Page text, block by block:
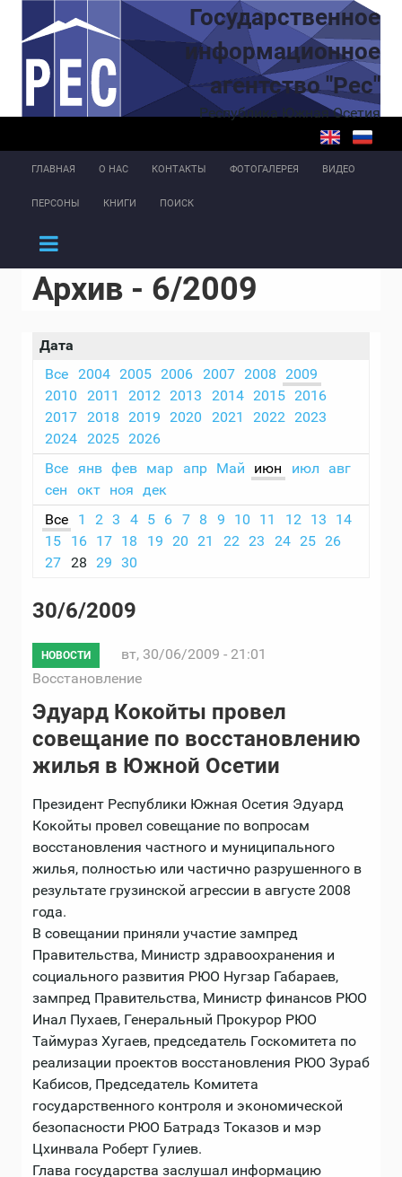
Перейти к основному содержаниюГосударственное
информационное
агентство "Рес"
Республика Южная Осетия
ГЛАВНАЯ О НАС КОНТАКТЫ ФОТОГАЛЕРЕЯ ВИДЕО
ПЕРСОНЫ КНИГИ ПОИСК
Архив - 6/2009
Дата
Все
2004 2005 2006 2007 2008
2009
2010
2011 2012 2013 2014 2015 2016
2017
2018 2019 2020 2021 2022 2023
2024
2025
2026
Все янв фев мар апр Май июн июл
авг
сен
окт ноя дек
Все
1 2 3 4 5 6 7 8 9 10 11 12 13
14
15
16 17 18 19 20 21 22 23 24 25 26
27 28 29 30
30/6/2009
НОВОСТИ
вт, 30/06/2009 - 21:01
Восстановление
Эдуард Кокойты провел
совещание по восстановлению
жилья в Южной Осетии
Президент Республики Южная Осетия Эдуард
Кокойты провел совещание по вопросам
восстановления частного и муниципального
жилья, полностью или частично разрушенного в
результате грузинской агрессии в августе 2008
года.
В совещании приняли участие зампред
Правительства, Министр здравоохранения и
социального развития РЮО Нугзар Габараев,
зампред Правительства, Министр финансов РЮО
Инал Пухаев, Генеральный Прокурор РЮО
Таймураз Хугаев, председатель Госкомитета по
реализации проектов восстановления РЮО Зураб
Кабисов, Председатель Комитета
государственного контроля и экономической
безопасности РЮО Батрадз Токазов и мэр
Цхинвала Роберт Гулиев.
Глава государства заслушал информацию